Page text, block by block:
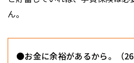
ん。
●お金に余裕があるから。（